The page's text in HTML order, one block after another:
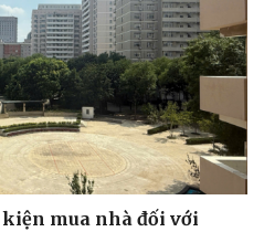
mua nhà đối với